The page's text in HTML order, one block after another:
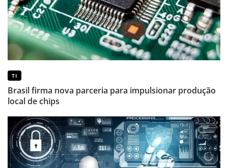
TI
Brasil firma nova parceria para impulsionar produção
local de chips